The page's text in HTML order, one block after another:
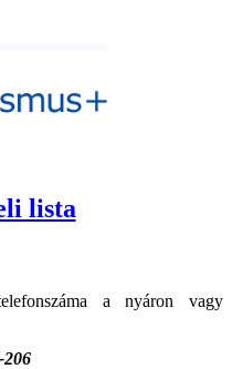
lista
a nyáron vagy
206